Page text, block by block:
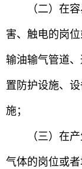
（二）在容
害、触电的岗
输油输气管道
置防护设施、
施；
（三）在产
气体的岗位或